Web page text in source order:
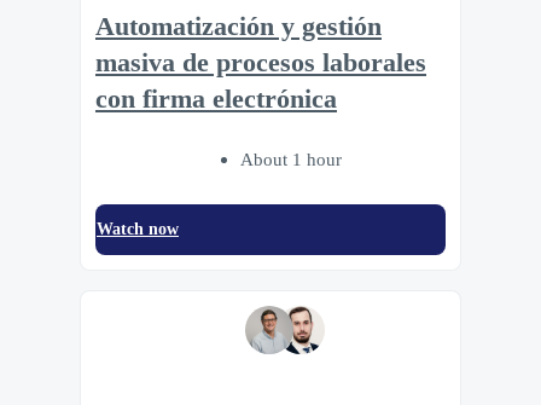
Automatización y gestión
masiva de procesos laborales
con firma electrónica
About 1 hour
Watch now